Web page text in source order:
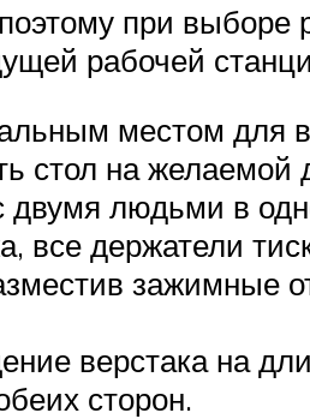
при выборе
рабочей
местом для
стол на
двумя людьми в
все держатели
зажимные
верстака на
сторон.